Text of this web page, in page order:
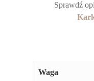
Sprawdź
Waga